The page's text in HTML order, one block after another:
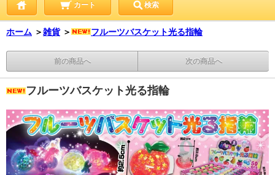
カート 検索
ホーム ＞雑貨 ＞ フルーツバスケット光る指輪
前の商品へ 次の商品へ
フルーツバスケット光る指輪